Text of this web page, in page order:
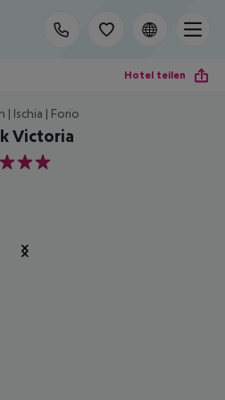
Hotel teilen
| Ischia | Forio
Victoria
3